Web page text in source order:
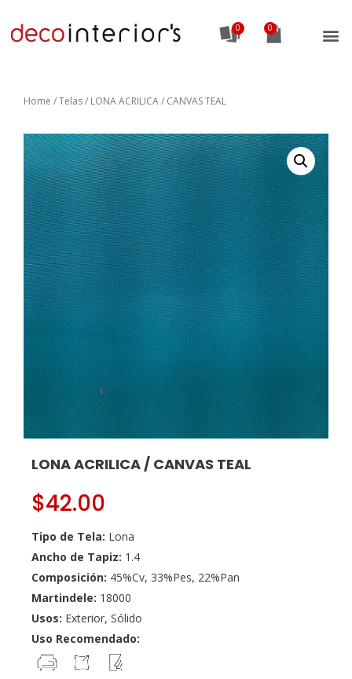
0
Home /Telas/ LONA ACRILICA / CANVAS TEAL
LONA ACRILICA / CANVAS TEAL
$42.00
Tipo de Tela: Lona
Ancho de Tapiz: 1.4
Composición: 45%Cv, 33%Pes, 22%Pan
Martindele: 18000
Usos: Exterior, Sólido
Uso Recomendado: